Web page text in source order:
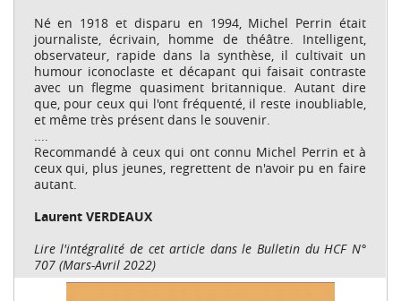
Né en 1918 et disparu en 1994, Michel Perrin était
journaliste, écrivain, homme de théâtre. Intelligent,
observateur, rapide dans la synthèse, il cultivait un
humour iconoclaste et décapant qui faisait contraste
avec un flegme quasiment britannique. Autant dire
que, pour ceux qui l'ont fréquenté, il reste inoubliable,
et même très présent dans le souvenir.
Recommandé à ceux qui ont connu Michel Perrin et à
ceux qui, plus jeunes, regrettent de n'avoir pu en faire
autant.
Laurent VERDEAUX
Lire l'intégralité de cet article dans le Bulletin du HCF N°
707 (Mars-Avril 2022)